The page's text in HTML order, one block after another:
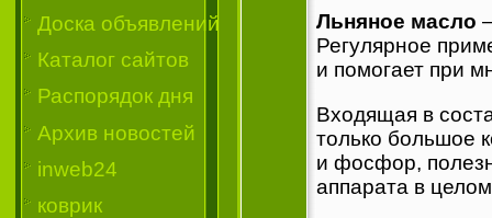
Доска объявлений
Каталог сайтов
Распорядок дня
Архив новостей
inweb24
коврик
Льняное масло
Регулярное
и помогает при
Входящая в
только большое
и фосфор,
аппарата в